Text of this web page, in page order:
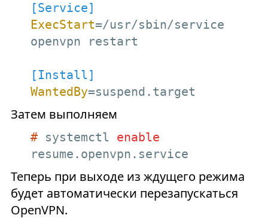
[Service]
ExecStart=/usr/sbin/service
[Install]
WantedBy=suspend.target
Затем выполняем
# systemctl enable
resume.openvpn.service
Теперь при выходе из ждущего режима
будет автоматически перезапускаться
OpenVPN.